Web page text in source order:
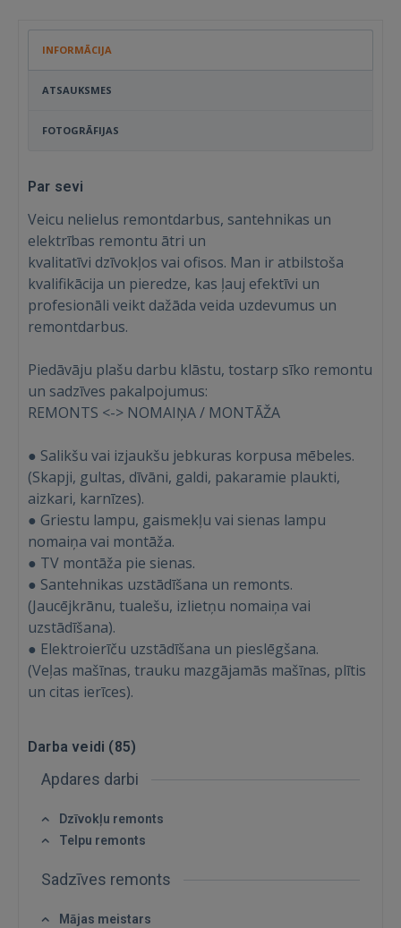
Ienākt
INFORMĀCIJA
ATSAUKSMES
FOTOGRĀFIJAS
Par sevi
Veicu nelielus remontdarbus, santehnikas un
elektrības remontu ātri un
kvalitatīvi dzīvokļos vai ofisos. Man ir atbilstoša
kvalifikācija un pieredze, kas ļauj efektīvi un
profesionāli veikt dažāda veida uzdevumus un
remontdarbus.
Piedāvāju plašu darbu klāstu, tostarp sīko remontu
un sadzīves pakalpojumus:
REMONTS <-> NOMAIŅA / MONTĀŽA
● Salikšu vai izjaukšu jebkuras korpusa mēbeles.
(Skapji, gultas, dīvāni, galdi, pakaramie plaukti,
aizkari, karnīzes).
● Griestu lampu, gaismekļu vai sienas lampu
nomaiņa vai montāža.
● TV montāža pie sienas.
● Santehnikas uzstādīšana un remonts.
(Jaucējkrānu, tualešu, izlietņu nomaiņa vai
uzstādīšana).
● Elektroierīču uzstādīšana un pieslēgšana.
(Veļas mašīnas, trauku mazgājamās mašīnas, plītis
un citas ierīces).
Darba veidi (85)
Apdares darbi
Dzīvokļu remonts
Telpu remonts
Sadzīves remonts
Mājas meistars